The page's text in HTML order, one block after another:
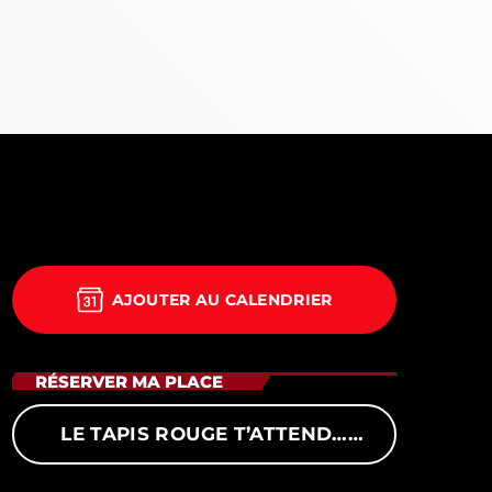
Hits
Hits
close
AJOUTER AU CALENDRIER
RÉSERVER MA PLACE
LE TAPIS ROUGE T’ATTEND…
CÉRÉMONIE !